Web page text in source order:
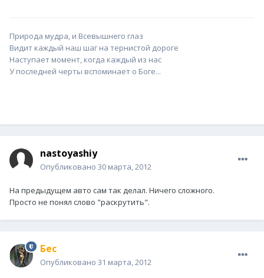
Природа мудра, и Всевышнего глаз
Видит каждый наш шаг на тернистой дороге
Наступает момент, когда каждый из нас
У последней черты вспоминает о Боге...
nastoyashiy
Опубликовано 30 марта, 2012
На предыдущем авто сам так делал. Ничего сложного.
Просто не понял слово "раскрутить".
Бес
Опубликовано 31 марта, 2012